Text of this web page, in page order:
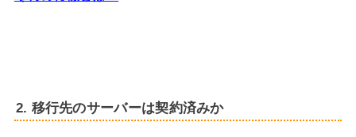
2. 移行先のサーバーは契約済みか